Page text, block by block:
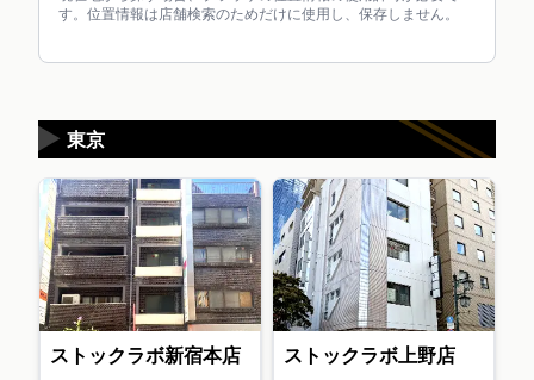
す。位置情報は店舗検索のためだけに使用し、保存しません。
東京
▶
ストックラボ新宿本店
ストックラボ上野店